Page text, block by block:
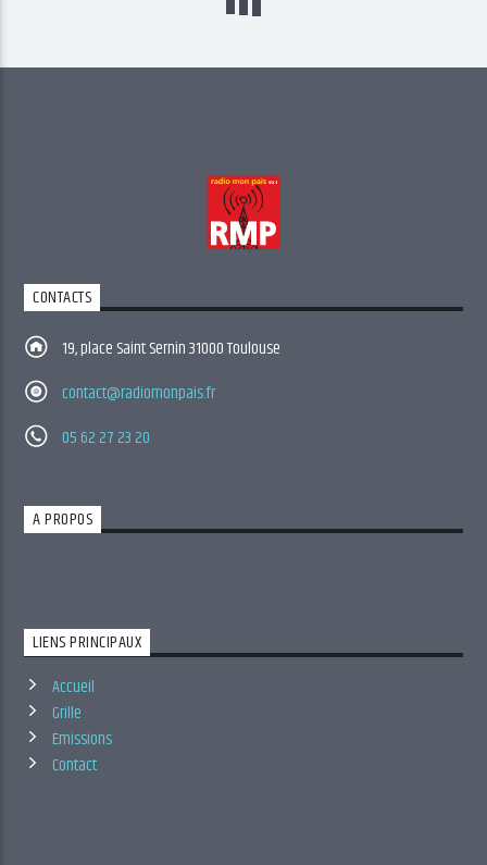
CONTACTS
19, place Saint Sernin 31000 Toulouse
contact@radiomonpais.fr
05 62 27 23 20
A PROPOS
LIENS PRINCIPAUX
Accueil
Grille
Emissions
Contact